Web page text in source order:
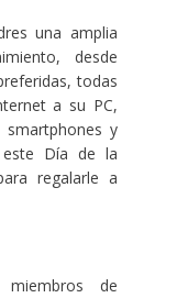
una amplia
desde
todas
a su PC,
y
este Día de la
regalarle a
de